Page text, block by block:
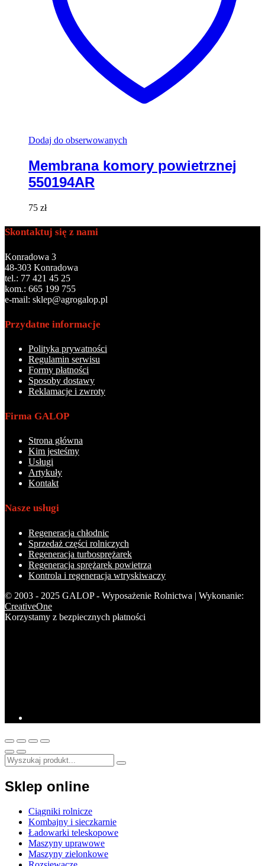
Dodaj do obserwowanych
Membrana komory powietrznej
550194AR
75 zł
Skontaktuj się z nami
Konradowa 3
48-303 Konradowa
tel.: 77 421 45 25
kom.: 665 199 755
e-mail: sklep@agrogalop.pl
Przydatne informacje
Polityka prywatności
Regulamin serwisu
Formy płatności
Sposoby dostawy
Reklamacje i zwroty
Firma GALOP
Strona główna
Kim jesteśmy
Usługi
Artykuły
Kontakt
Nasze usługi
Regeneracja chłodnic
Sprzedaż części rolniczych
Regeneracja turbosprężarek
Regeneracja sprężarek powietrza
Kontrola i regeneracja wtryskiwaczy
© 2003 - 2025 GALOP - Wyposażenie Rolnictwa | Wykonanie:
CreativeOne
Korzystamy z bezpiecznych płatności
Sklep online
Ciągniki rolnicze
Kombajny i sieczkarnie
Ładowarki teleskopowe
Maszyny uprawowe
Maszyny zielonkowe